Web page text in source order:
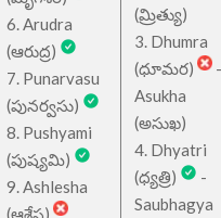
6. Arudra
(ఆరుద్ర)
7. Punarvasu
(పునర్వసు)
8. Pushyami
(పుష్యమి)
9. Ashlesha
(ఆశ్లేష)
(మ్రిత్యు)
3. Dhumra
(ధూమర)
-
Asukha
(అసుఖ)
4. Dhyatri
(ధ్యత్రి)
-
Saubhagya